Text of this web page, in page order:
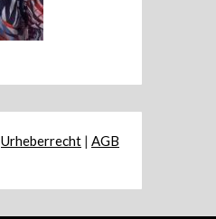
Urheberrecht| AGB